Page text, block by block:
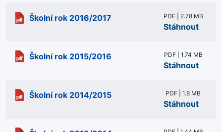
Školní rok 2016/2017 PDF | 2.78 MB
Stáhnout
Školní rok 2015/2016 PDF | 1.74 MB
Stáhnout
Školní rok 2014/2015 PDF | 1.8 MB
Stáhnout